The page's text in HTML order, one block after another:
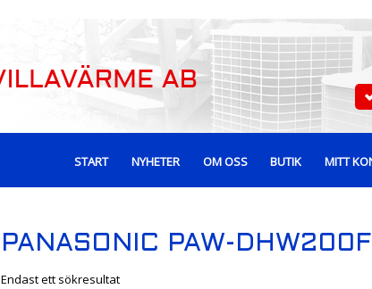
START NYHETER OM OSS BUTIK MITT
PANASONIC PAW-DHW200F
Endast ett sökresultat